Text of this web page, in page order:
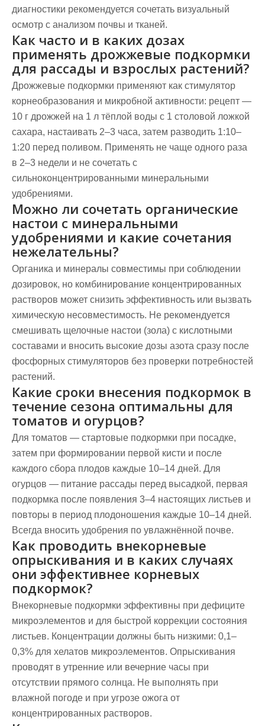
диагностики рекомендуется сочетать визуальный
осмотр с анализом почвы и тканей.
Как часто и в каких дозах
применять дрожжевые подкормки
для рассады и взрослых растений?
Дрожжевые подкормки применяют как стимулятор
корнеобразования и микробной активности: рецепт —
10 г дрожжей на 1 л тёплой воды с 1 столовой ложкой
сахара, настаивать 2–3 часа, затем разводить 1:10–
1:20 перед поливом. Применять не чаще одного раза
в 2–3 недели и не сочетать с
сильноконцентрированными минеральными
удобрениями.
Можно ли сочетать органические
настои с минеральными
удобрениями и какие сочетания
нежелательны?
Органика и минералы совместимы при соблюдении
дозировок, но комбинирование концентрированных
растворов может снизить эффективность или вызвать
химическую несовместимость. Не рекомендуется
смешивать щелочные настои (зола) с кислотными
составами и вносить высокие дозы азота сразу после
фосфорных стимуляторов без проверки потребностей
растений.
Какие сроки внесения подкормок в
течение сезона оптимальны для
томатов и огурцов?
Для томатов — стартовые подкормки при посадке,
затем при формировании первой кисти и после
каждого сбора плодов каждые 10–14 дней. Для
огурцов — питание рассады перед высадкой, первая
подкормка после появления 3–4 настоящих листьев и
повторы в период плодоношения каждые 10–14 дней.
Всегда вносить удобрения по увлажнённой почве.
Как проводить внекорневые
опрыскивания и в каких случаях
они эффективнее корневых
подкормок?
Внекорневые подкормки эффективны при дефиците
микроэлементов и для быстрой коррекции состояния
листьев. Концентрации должны быть низкими: 0,1–
0,3% для хелатов микроэлементов. Опрыскивания
проводят в утренние или вечерние часы при
отсутствии прямого солнца. Не выполнять при
влажной погоде и при угрозе ожога от
концентрированных растворов.